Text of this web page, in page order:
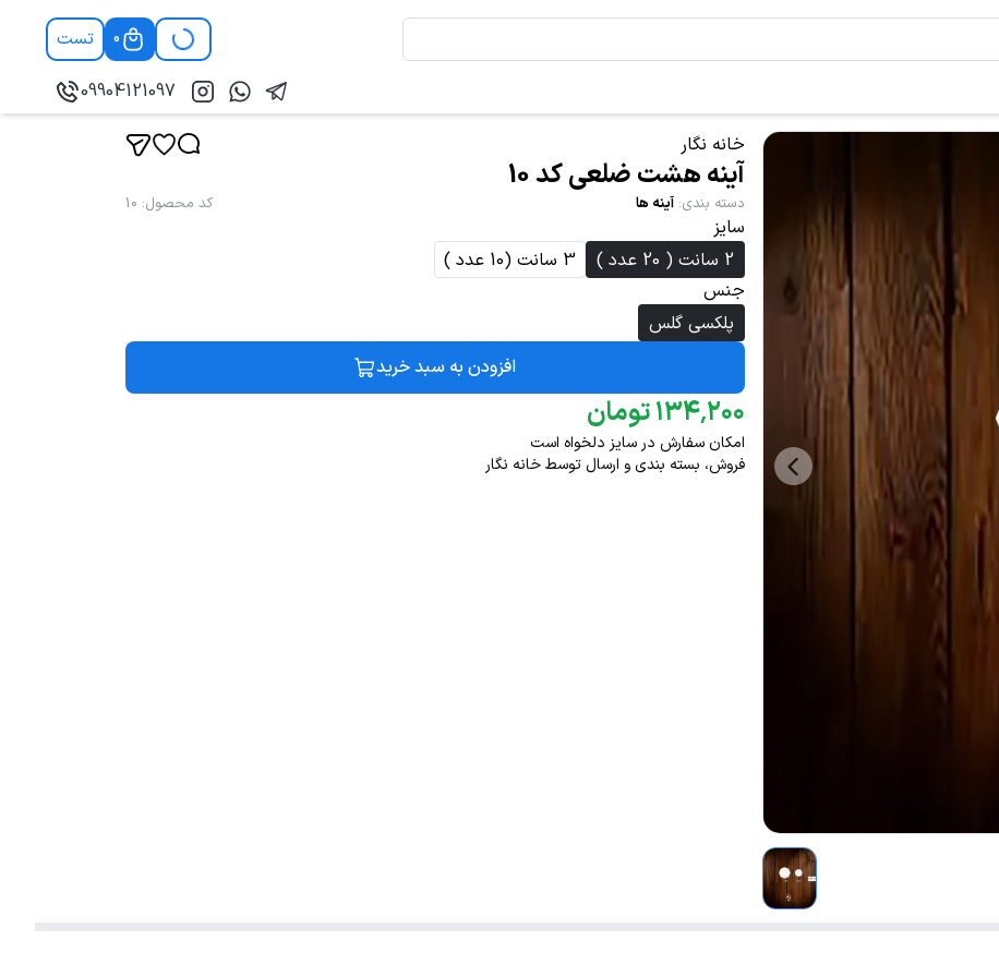
0
تست
09904121097
خانه نگار
آینه هشت ضلعی کد 10
دسته بندی: آینه ها کد محصول:
10
سایز
2 سانت ( 20 عدد )
3 سانت (10 عدد )
جنس
پلکسی گلس
افزودن به سبد خرید
۱۳۴٬۲۰۰ تومان
امکان سفارش در سایز دلخواه است
فروش، بسته بندی و ارسال توسط خانه نگار